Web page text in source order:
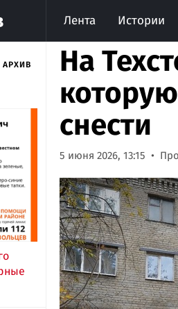
Лента Истории
АРХИВ
На
снести
5 июня 2026, 13:15